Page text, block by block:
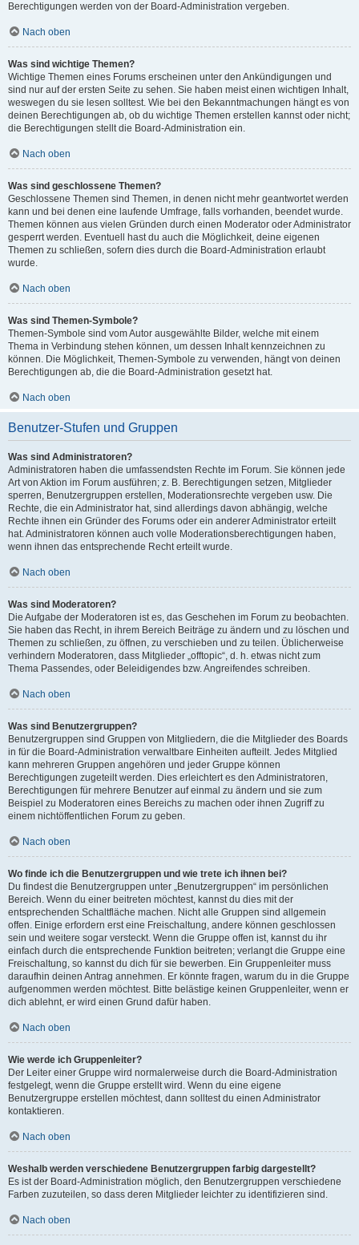
Berechtigungen werden von der Board-Administration vergeben.
Nach oben
Was sind wichtige Themen?
Wichtige Themen eines Forums erscheinen unter den Ankündigungen und
sind nur auf der ersten Seite zu sehen. Sie haben meist einen wichtigen Inhalt,
weswegen du sie lesen solltest. Wie bei den Bekanntmachungen hängt es von
deinen Berechtigungen ab, ob du wichtige Themen erstellen kannst oder nicht;
die Berechtigungen stellt die Board-Administration ein.
Nach oben
Was sind geschlossene Themen?
Geschlossene Themen sind Themen, in denen nicht mehr geantwortet werden
kann und bei denen eine laufende Umfrage, falls vorhanden, beendet wurde.
Themen können aus vielen Gründen durch einen Moderator oder Administrator
gesperrt werden. Eventuell hast du auch die Möglichkeit, deine eigenen
Themen zu schließen, sofern dies durch die Board-Administration erlaubt
wurde.
Nach oben
Was sind Themen-Symbole?
Themen-Symbole sind vom Autor ausgewählte Bilder, welche mit einem
Thema in Verbindung stehen können, um dessen Inhalt kennzeichnen zu
können. Die Möglichkeit, Themen-Symbole zu verwenden, hängt von deinen
Berechtigungen ab, die die Board-Administration gesetzt hat.
Nach oben
Benutzer-Stufen und Gruppen
Was sind Administratoren?
Administratoren haben die umfassendsten Rechte im Forum. Sie können jede
Art von Aktion im Forum ausführen; z. B. Berechtigungen setzen, Mitglieder
sperren, Benutzergruppen erstellen, Moderationsrechte vergeben usw. Die
Rechte, die ein Administrator hat, sind allerdings davon abhängig, welche
Rechte ihnen ein Gründer des Forums oder ein anderer Administrator erteilt
hat. Administratoren können auch volle Moderationsberechtigungen haben,
wenn ihnen das entsprechende Recht erteilt wurde.
Nach oben
Was sind Moderatoren?
Die Aufgabe der Moderatoren ist es, das Geschehen im Forum zu beobachten.
Sie haben das Recht, in ihrem Bereich Beiträge zu ändern und zu löschen und
Themen zu schließen, zu öffnen, zu verschieben und zu teilen. Üblicherweise
verhindern Moderatoren, dass Mitglieder „offtopic“, d. h. etwas nicht zum
Thema Passendes, oder Beleidigendes bzw. Angreifendes schreiben.
Nach oben
Was sind Benutzergruppen?
Benutzergruppen sind Gruppen von Mitgliedern, die die Mitglieder des Boards
in für die Board-Administration verwaltbare Einheiten aufteilt. Jedes Mitglied
kann mehreren Gruppen angehören und jeder Gruppe können
Berechtigungen zugeteilt werden. Dies erleichtert es den Administratoren,
Berechtigungen für mehrere Benutzer auf einmal zu ändern und sie zum
Beispiel zu Moderatoren eines Bereichs zu machen oder ihnen Zugriff zu
einem nichtöffentlichen Forum zu geben.
Nach oben
Wo finde ich die Benutzergruppen und wie trete ich ihnen bei?
Du findest die Benutzergruppen unter „Benutzergruppen“ im persönlichen
Bereich. Wenn du einer beitreten möchtest, kannst du dies mit der
entsprechenden Schaltfläche machen. Nicht alle Gruppen sind allgemein
offen. Einige erfordern erst eine Freischaltung, andere können geschlossen
sein und weitere sogar versteckt. Wenn die Gruppe offen ist, kannst du ihr
einfach durch die entsprechende Funktion beitreten; verlangt die Gruppe eine
Freischaltung, so kannst du dich für sie bewerben. Ein Gruppenleiter muss
daraufhin deinen Antrag annehmen. Er könnte fragen, warum du in die Gruppe
aufgenommen werden möchtest. Bitte belästige keinen Gruppenleiter, wenn er
dich ablehnt, er wird einen Grund dafür haben.
Nach oben
Wie werde ich Gruppenleiter?
Der Leiter einer Gruppe wird normalerweise durch die Board-Administration
festgelegt, wenn die Gruppe erstellt wird. Wenn du eine eigene
Benutzergruppe erstellen möchtest, dann solltest du einen Administrator
kontaktieren.
Nach oben
Weshalb werden verschiedene Benutzergruppen farbig dargestellt?
Es ist der Board-Administration möglich, den Benutzergruppen verschiedene
Farben zuzuteilen, so dass deren Mitglieder leichter zu identifizieren sind.
Nach oben